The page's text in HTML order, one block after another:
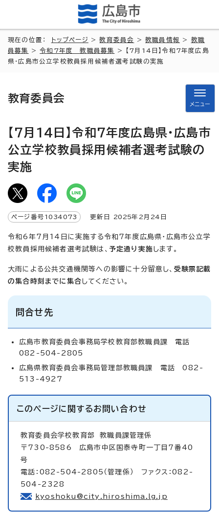
現在の位置： トップページ >教育委員会 >教職員情報 > 教職
員募集
>令和7年度 教職員募集
> 【7月14日】令和7年度広島
県・広島市公立学校教員採用候補者選考試験の実施
教育委員会
メニュー
【7月14日】令和7年度広島県・広島市
公立学校教員採用候補者選考試験の
実施
ページ番号 1034073 更新日 2025年2月 24 日
令和6年7月14日に実施する令和7年度広島県・広島市公立学
校教員採用候補者選考試験は、 予定通り実施 します。
大雨による公共交通機関等への影響に十分留意し、 受験票記載
の集合時刻までに集合 してください。
問合せ先
広島市教育委員会事務局学校教育部教職員課 電話
082-504-2805
広島県教育委員会事務局管理部教職員課 電話 082-
513-4927
このページに関するお問い合わせ
教育委員会学校教育部教職員課管理係
〒730-8586 広島市中区国泰寺町一丁目7番40
号
電話：082-504-2805（管理係） ファクス：082-
504-2328
kyoshoku@city.hiroshima.lg.jp